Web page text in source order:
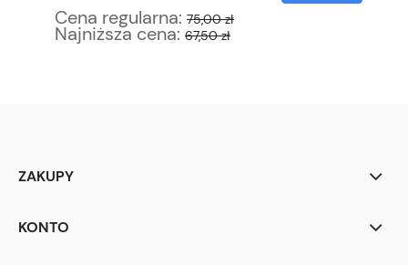
Cena regularna: 75,00 zł
Najniższa cena: 67,50 zł
ZAKUPY
KONTO